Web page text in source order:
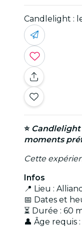
Candlelight :
⭐ Candlelight
moments
Cette
Infos
📍 Lieu :
📅 Dates et
⏳ Durée : 60
👤 Âge requis